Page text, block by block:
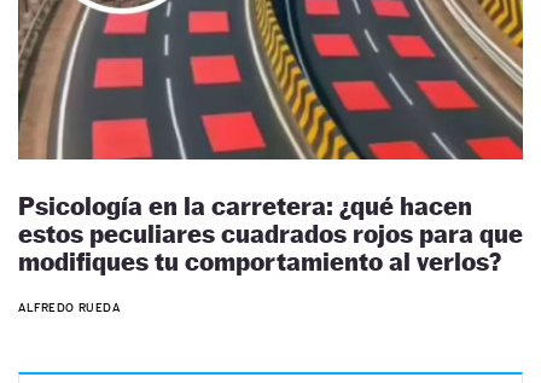
Psicología en la carretera: ¿qué hacen
estos peculiares cuadrados rojos para que
modifiques tu comportamiento al verlos?
ALFREDO RUEDA